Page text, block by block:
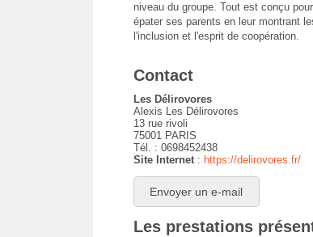
niveau du groupe. Tout est conçu
épater ses parents en leur montrant
l'inclusion et l'esprit de coopération.
Contact
Les Délirovores
Alexis Les Délirovores
13 rue rivoli
75001 PARIS
Tél. : 0698452438
Site Internet: https://delirovores.fr/
Envoyer un e-mail
Les prestations